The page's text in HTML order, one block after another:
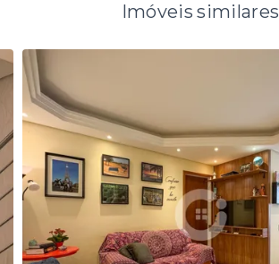
Imóveis similares